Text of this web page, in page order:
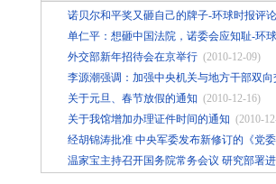
诺贝尔和平奖又砸自己的牌子-环球时报评论
单仁平：想砸中国法院，诺委会应知耻-环球
外交部新年招待会在京举行 (2010-12-09)
李源潮强调：加强中央机关与地方干部双向
关于元旦、春节放假的通知 (2010-12-16)
关于我馆增加办理证件时间的通知 (2010-
经胡锦涛批准 中央军委发布新修订的《党委
温家宝主持召开国务院常务会议 研究部署